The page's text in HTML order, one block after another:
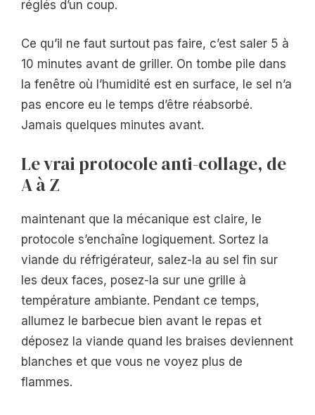
réglés d’un coup.
Ce qu’il ne faut surtout pas faire, c’est saler 5 à
10 minutes avant de griller. On tombe pile dans
la fenêtre où l’humidité est en surface, le sel n’a
pas encore eu le temps d’être réabsorbé.
Jamais quelques minutes avant.
Le vrai protocole anti-collage, de
A à Z
maintenant que la mécanique est claire, le
protocole s’enchaîne logiquement. Sortez la
viande du réfrigérateur, salez-la au sel fin sur
les deux faces, posez-la sur une grille à
température ambiante. Pendant ce temps,
allumez le barbecue bien avant le repas et
déposez la viande quand les braises deviennent
blanches et que vous ne voyez plus de
flammes.